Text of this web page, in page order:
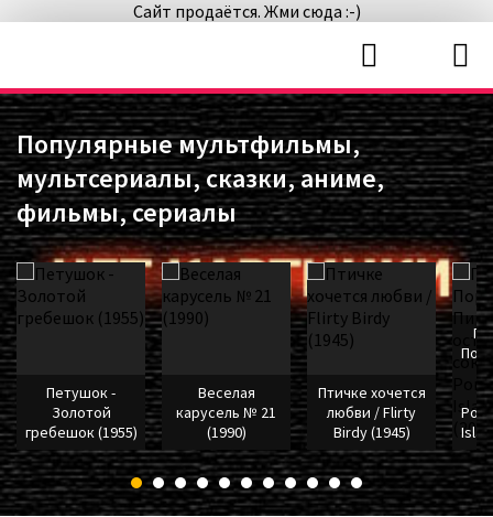
Сайт продаётся. Жми сюда :-)
Популярные мультфильмы,
мультсериалы, сказки, аниме,
фильмы, сериалы
Петушок -
Золотой
гребешок (1955)
Веселая
карусель № 21
(1990)
Птичке хочется
любви / Flirty
Birdy (1945)